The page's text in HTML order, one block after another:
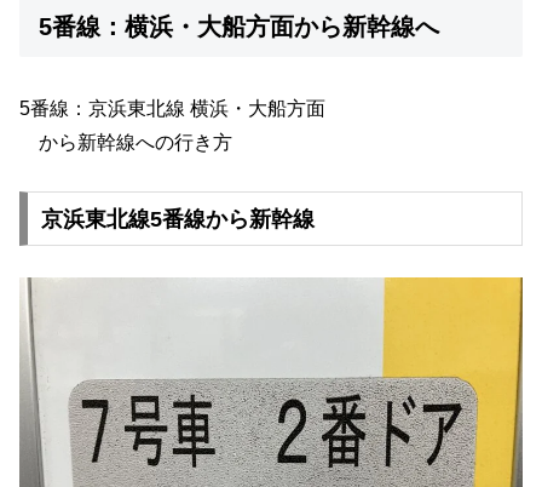
5番線：横浜・大船方面から新幹線へ
5番線：京浜東北線 横浜・大船方面
から新幹線への行き方
京浜東北線5番線から新幹線